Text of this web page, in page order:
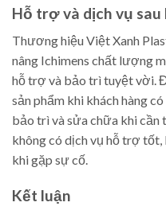
Hỗ trợ và dịch vụ sau
Thương hiệu Việt Xanh
nâng Ichimens chất lượng
hỗ trợ và bảo trì tuyệt vời.
sản phẩm khi khách hàng
bảo trì và sửa chữa khi
không có dịch vụ hỗ trợ
khi gặp sự cố.
Kết luận